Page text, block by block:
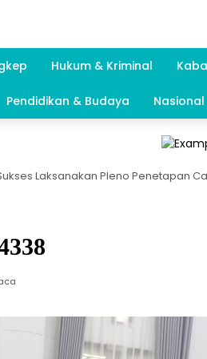
Hukum & Kriminal
Pendidikan & Budaya Nasional
Laksanakan Pleno Penetapan